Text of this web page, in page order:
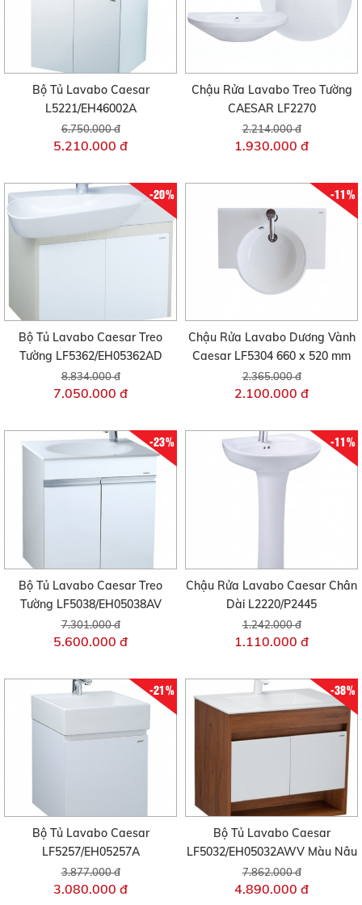
Bộ Tủ Lavabo Caesar
L5221/EH46002A
6.750.000 đ
5.210.000 đ
Chậu Rửa Lavabo Treo Tường
CAESAR LF2270
2.214.000 đ
1.930.000 đ
-20%
Bộ Tủ Lavabo Caesar Treo
Tường LF5362/EH05362AD
8.834.000 đ
7.050.000 đ
-11%
Chậu Rửa Lavabo Dương Vành
Caesar LF5304 660 x 520 mm
2.365.000 đ
2.100.000 đ
-23%
Bộ Tủ Lavabo Caesar Treo
Tường LF5038/EH05038AV
7.301.000 đ
5.600.000 đ
-11%
Chậu Rửa Lavabo Caesar Chân
Dài L2220/P2445
1.242.000 đ
1.110.000 đ
-21%
Bộ Tủ Lavabo Caesar
LF5257/EH05257A
3.877.000 đ
3.080.000 đ
-38%
Bộ Tủ Lavabo Caesar
LF5032/EH05032AWV Màu Nâu
7.862.000 đ
4.890.000 đ